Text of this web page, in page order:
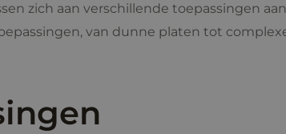
zich aan verschillende toepassingen
van dunne platen tot